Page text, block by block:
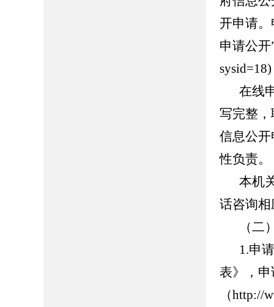
开申请
申请公开
在线
写完整
信息公
性负责
本机
话咨询
（二
1.申
表》，
（http://